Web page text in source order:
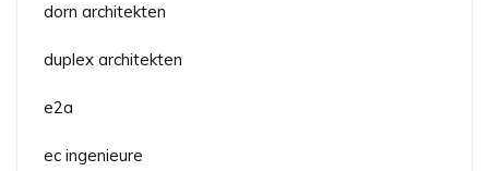
dorn architekten
duplex architekten
e2a
ec ingenieure